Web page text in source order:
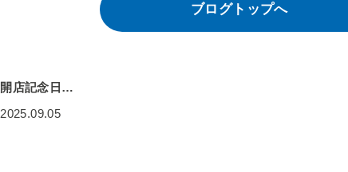
ブログトップへ
開店記念日…
2025.09.05